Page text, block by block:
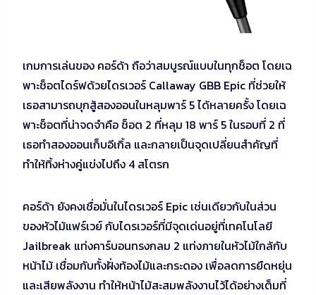
เกมการเล่นของ คอร์ด้า ถือว่าสมบูรณ์แบบในทุกช็อต โดยเฉ
พาะช็อตไดร์ฟด้วยไดรเวอร์ Callaway GBB Epic ที่ช่วยให้
เธอสามารถบุกสู้สองออนในหลุมพาร์ 5 ได้หลายครั้ง โดยเฉ
พาะช็อตที่น่าจดจำคือ ช็อต 2 ที่หลุม 18 พาร์ 5 ในรอบที่ 2 ที่
เธอทำสองออนเก็บอีเกิ้ล และกลายเป็นจุดเปลี่ยนสำคัญที่
ทำให้ทิ้งห่างคู่แข่งไปถึง 4 สโตรก
คอร์ด้า ยังคงเชื่อมั่นในไดรเวอร์ Epic เช่นเดียวกับในส่วน
ของหัวไม้แฟร์เวย์ กับไดรเวอร์ที่มีจุดเด่นอยู่ที่เทคโนโลยี
Jailbreak แท่งคาร์บอนทรงกลม 2 แท่งภายในหัวไม้ใกล้กับ
หน้าไม้ เชื่อมกับทั้งฝั่งท้องไม้และกระดอง เพื่อลดการยืดหยุ่น
และเสียพลังงาน ทำให้หน้าไม้สะสมพลังงานไว้ได้อย่างเต็มที่